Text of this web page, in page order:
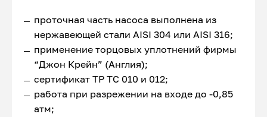
проточная часть насоса выполнена из
нержавеющей стали AISI 304 или AISI 316;
применение торцовых уплотнений фирмы
“Джон Крейн” (Англия);
сертификат ТР ТС 010 и 012;
работа при разрежении на входе до -0,85
атм;